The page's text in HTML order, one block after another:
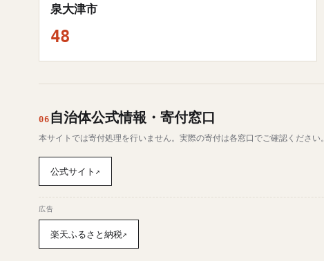
泉大津市
48
06 自治体公式情報・寄付窓口
本サイトでは寄付処理を行いません。実際の寄付は各窓口でご確認ください。
公式サイト ↗
広告
楽天ふるさと納税↗